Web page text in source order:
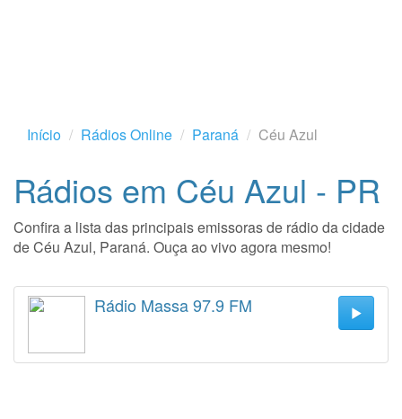
Início Rádios Online Paraná Céu Azul
Rádios em Céu Azul - PR
Confira a lista das principais emissoras de rádio da cidade
de Céu Azul, Paraná. Ouça ao vivo agora mesmo!
Rádio Massa 97.9 FM